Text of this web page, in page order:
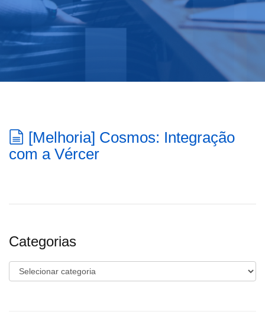
[Melhoria] Cosmos: Integração
com a Vércer
Categorias
Categorias